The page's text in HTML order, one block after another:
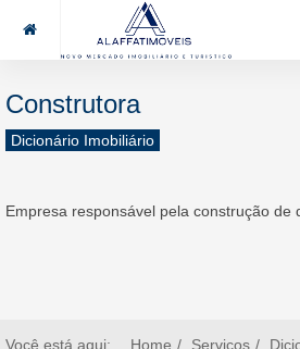
85 99969.7464 alaffat@gmail.com
Construtora
Dicionário Imobiliário
Empresa responsável pela construção de
Você está aqui: Home Serviços